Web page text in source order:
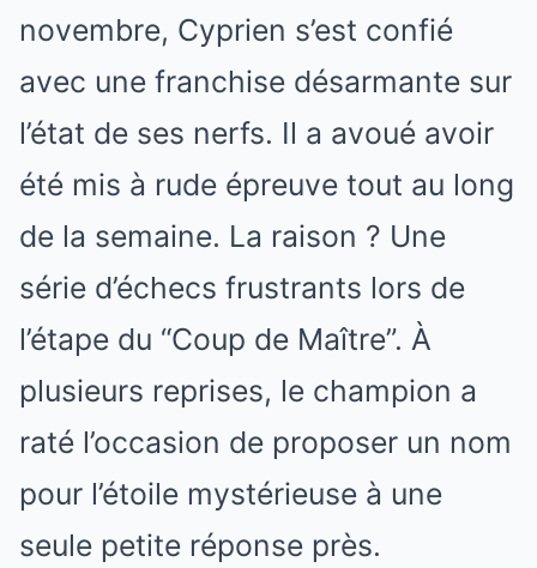
novembre, Cyprien s’est confié
avec une franchise désarmante sur
l’état de ses nerfs. Il a avoué avoir
été mis à rude épreuve tout au long
de la semaine. La raison ? Une
série d’échecs frustrants lors de
l’étape du “Coup de Maître”. À
plusieurs reprises, le champion a
raté l’occasion de proposer un nom
pour l’étoile mystérieuse à une
seule petite réponse près.